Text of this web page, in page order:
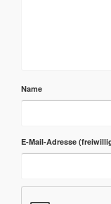
Name
E-Mail-Adresse